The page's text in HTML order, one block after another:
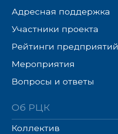
Адресная поддержка
Участники проекта
Рейтинги предприятий
Мероприятия
Вопросы и ответы
Об РЦК
Коллектив